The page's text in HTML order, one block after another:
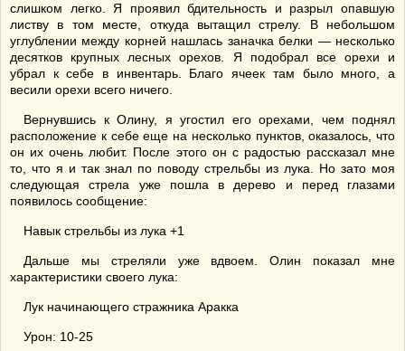
слишком легко. Я проявил бдительность и разрыл опавшую
листву в том месте, откуда вытащил стрелу. В небольшом
углублении между корней нашлась заначка белки — несколько
десятков крупных лесных орехов. Я подобрал все орехи и
убрал к себе в инвентарь. Благо ячеек там было много, а
весили орехи всего ничего.
Вернувшись к Олину, я угостил его орехами, чем поднял
расположение к себе еще на несколько пунктов, оказалось, что
он их очень любит. После этого он с радостью рассказал мне
то, что я и так знал по поводу стрельбы из лука. Но зато моя
следующая стрела уже пошла в дерево и перед глазами
появилось сообщение:
Навык стрельбы из лука +1
Дальше мы стреляли уже вдвоем. Олин показал мне
характеристики своего лука:
Лук начинающего стражника Аракка
Урон: 10-25